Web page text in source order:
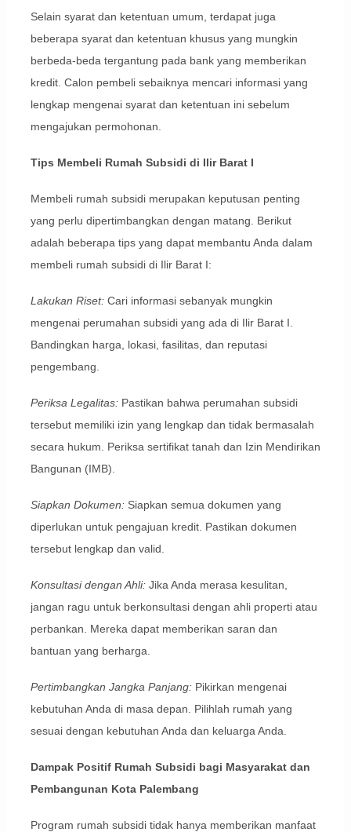
Selain syarat dan ketentuan umum, terdapat juga
beberapa syarat dan ketentuan khusus yang mungkin
berbeda-beda tergantung pada bank yang memberikan
kredit. Calon pembeli sebaiknya mencari informasi yang
lengkap mengenai syarat dan ketentuan ini sebelum
mengajukan permohonan.
Tips Membeli Rumah Subsidi di Ilir Barat I
Membeli rumah subsidi merupakan keputusan penting
yang perlu dipertimbangkan dengan matang. Berikut
adalah beberapa tips yang dapat membantu Anda dalam
membeli rumah subsidi di Ilir Barat I:
Lakukan Riset:Cari informasi sebanyak mungkin
mengenai perumahan subsidi yang ada di Ilir Barat I.
Bandingkan harga, lokasi, fasilitas, dan reputasi
pengembang.
Periksa Legalitas:Pastikan bahwa perumahan subsidi
tersebut memiliki izin yang lengkap dan tidak bermasalah
secara hukum. Periksa sertifikat tanah dan Izin Mendirikan
Bangunan (IMB).
Siapkan Dokumen:Siapkan semua dokumen yang
diperlukan untuk pengajuan kredit. Pastikan dokumen
tersebut lengkap dan valid.
Konsultasi dengan Ahli:Jika Anda merasa kesulitan,
jangan ragu untuk berkonsultasi dengan ahli properti atau
perbankan. Mereka dapat memberikan saran dan
bantuan yang berharga.
Pertimbangkan Jangka Panjang:Pikirkan mengenai
kebutuhan Anda di masa depan. Pilihlah rumah yang
sesuai dengan kebutuhan Anda dan keluarga Anda.
Dampak Positif Rumah Subsidi bagi Masyarakat dan
Pembangunan Kota Palembang
Program rumah subsidi tidak hanya memberikan manfaat